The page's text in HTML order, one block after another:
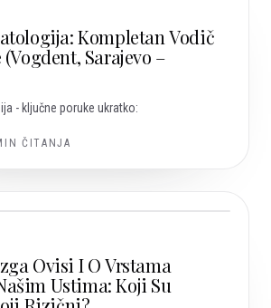
Kompletan Vodič
Sarajevo –
- ključne poruke ukratko:
ČITANJA
Ovisi I O Vrstama
Ustima: Koji Su